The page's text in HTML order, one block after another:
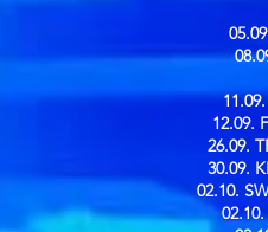
12.09.
26.09.
30.09.
02.10.